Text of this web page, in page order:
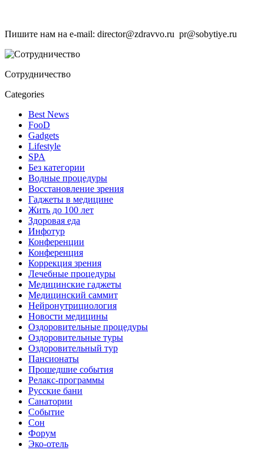
Пишите нам на e-mail: director@zdravvo.ru pr@sobytiye.ru
Сотрудничество
Categories
Best News
FooD
Gadgets
Lifestyle
SPA
Без категории
Водные процедуры
Восстановление зрения
Гаджеты в медицине
Жить до 100 лет
Здоровая еда
Инфотур
Конференции
Конференция
Коррекция зрения
Лечебные процедуры
Медицинские гаджеты
Медицинский саммит
Нейронутрициология
Новости медицины
Оздоровительные процедуры
Оздоровительные туры
Оздоровительный тур
Пансионаты
Прошедшие события
Релакс-программы
Русские бани
Санатории
Событие
Сон
Форум
Эко-отель